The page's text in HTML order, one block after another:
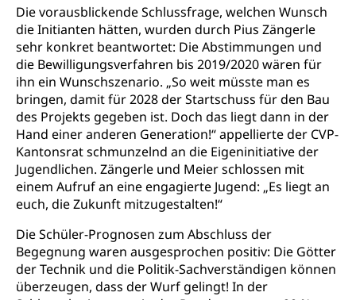
Die vorausblickende Schlussfrage, welchen Wunsch
die Initianten hätten, wurden durch Pius Zängerle
sehr konkret beantwortet: Die Abstimmungen und
die Bewilligungsverfahren bis 2019/2020 wären für
ihn ein Wunschszenario. „So weit müsste man es
bringen, damit für 2028 der Startschuss für den Bau
des Projekts gegeben ist. Doch das liegt dann in der
Hand einer anderen Generation!“ appellierte der CVP-
Kantonsrat schmunzelnd an die Eigeninitiative der
Jugendlichen. Zängerle und Meier schlossen mit
einem Aufruf an eine engagierte Jugend: „Es liegt an
euch, die Zukunft mitzugestalten!“
Die Schüler-Prognosen zum Abschluss der
Begegnung waren ausgesprochen positiv: Die Götter
der Technik und die Politik-Sachverständigen können
überzeugen, dass der Wurf gelingt! In der
Natur (Dienststelle Landwirtschaft und
Wald)
Natur- und Lanschaftsschutz (GEO-Portal
rawi)
Boden
Chemie und Gifte
Giftabfälle, Giftmüll, Schadstoffe, Giftstoffe, Störfall
Sonderabfälle und Gifte (Umweltberatung
Luzern)
Eigentum
Liegenschaft, Immobilie, Grundstück
ÖREB-Kataster
Grundeigentümerabfrage
Energie
Strom, Energieversorgung, Stromversorgung,
Energieverbrauch, Stromverbrauch, Energiequelle,
Windenergie, Wasserkraft, Sonnenenergie, fossile
Energie, erneuerbare Energie, Biomasse
Energiefachstellenkonferenz Zentralschweiz
Grundbuch
Grundbucheintrag, Grundbuchamt,
Grundeigentum, Grundstück